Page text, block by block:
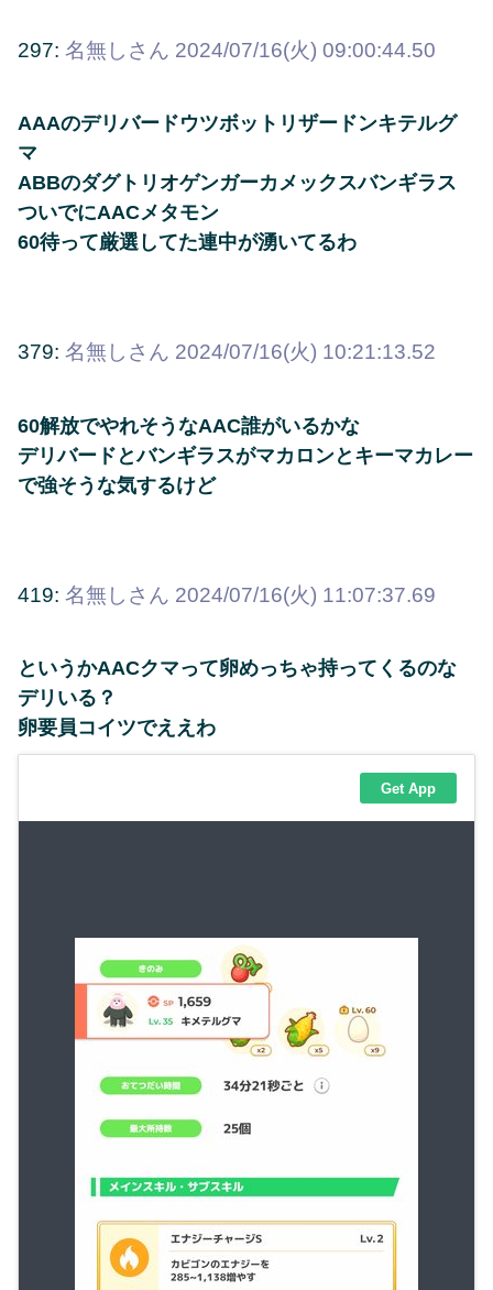
297: 名無しさん 2024/07/16(火) 09:00:44.50
AAAのデリバードウツボットリザードンキテルグ
マ
ABBのダグトリオゲンガーカメックスバンギラス
ついでにAACメタモン
60待って厳選してた連中が湧いてるわ
379: 名無しさん 2024/07/16(火) 10:21:13.52
60解放でやれそうなAAC誰がいるかな
デリバードとバンギラスがマカロンとキーマカレー
で強そうな気するけど
419: 名無しさん 2024/07/16(火) 11:07:37.69
というかAACクマって卵めっちゃ持ってくるのな
デリいる？
卵要員コイツでええわ